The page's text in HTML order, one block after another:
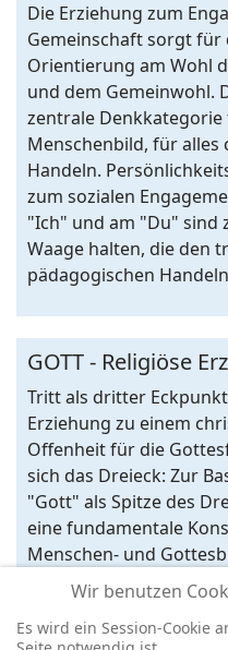
Die Erziehung zum
Gemeinschaft sorgt für
Orientierung am Wohl
und dem Gemeinwohl.
zentrale
Menschenbild, für
Handeln.
zum sozialen
"Ich" und am "Du" sind
Waage halten, die den
pädagogischen
GOTT - Religiöse
Tritt als dritter
Erziehung zu einem
Offenheit für die
sich das Dreieck: Zur
"Gott" als Spitze des
eine fundamentale
Menschen- und
fähig ist, sich nach
Pädagogik soll dazu
Wir benutzen
Es wird ein Session-Cookie